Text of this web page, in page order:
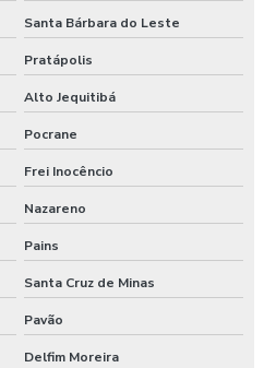
Santa Bárbara do Leste
Pratápolis
Alto Jequitibá
Pocrane
Frei Inocêncio
Nazareno
Pains
Santa Cruz de Minas
Pavão
Delfim Moreira